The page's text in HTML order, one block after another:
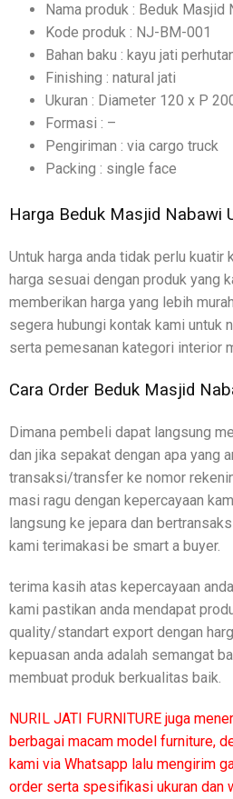
Nama produk : Beduk
Kode produk : NJ-BM-001
Bahan baku : kayu jati
Finishing : natural jati
Ukuran : Diameter 120 x P
Formasi : –
Pengiriman : via cargo truck
Packing : single face
Harga Beduk Masjid Nabawi
Untuk harga anda tidak perlu kuatir
harga sesuai dengan produk yang
memberikan harga yang lebih
segera hubungi kontak kami untuk
serta pemesanan kategori interior
Cara Order Beduk Masjid
Dimana pembeli dapat langsung
dan jika sepakat dengan apa yang
transaksi/transfer ke nomor
masi ragu dengan kepercayaan
langsung ke jepara dan
kami terimakasi be smart a buyer.
terima kasih atas kepercayaan
kami pastikan anda mendapat
quality/standart export dengan
kepuasan anda adalah semangat
membuat produk berkualitas baik.
NURIL JATI FURNITURE juga
berbagai macam model furniture,
kami via Whatsapp lalu mengirim
order serta spesifikasi ukuran dan